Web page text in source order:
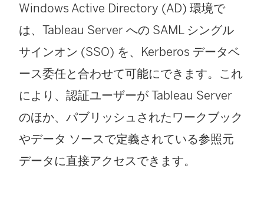
Windows Active Directory (AD) 環境で
は、Tableau Server への SAML シングル
サインオン (SSO) を、Kerberos データベ
ース委任と合わせて可能にできます。これ
により、認証ユーザーが Tableau Server
のほか、パブリッシュされたワークブック
やデータ ソースで定義されている参照元
データに直接アクセスできます。